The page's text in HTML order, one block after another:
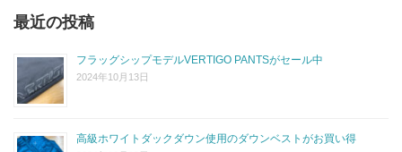
最近の投稿
フラッグシップモデルVERTIGO PANTSがセール中
2024年10月13日
高級ホワイトダックダウン使用のダウンベストがお買い得